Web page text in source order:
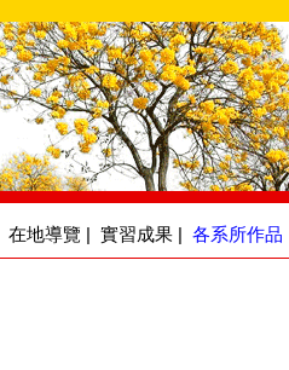
在地導覽 | 實習成果 | 各系所作品